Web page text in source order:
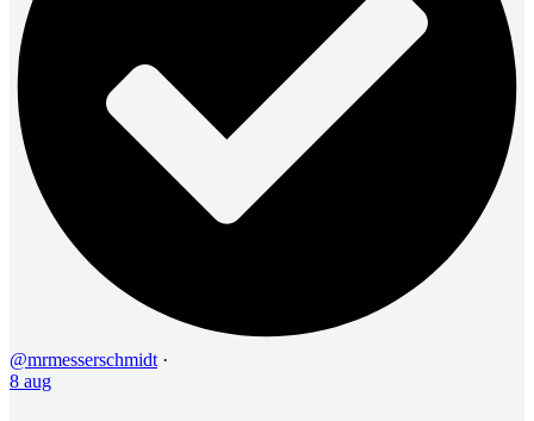
@mrmesserschmidt ·
8 aug